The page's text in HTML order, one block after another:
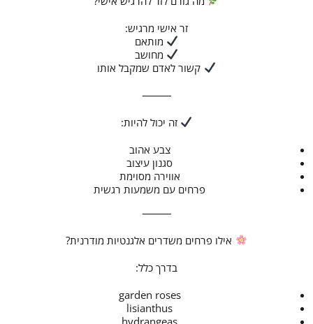
זר אישי מרגיש:
מותאם
מחושב
קשור לאדם שמקבל אותו
⸻
זה יכול להיות:
צבע אהוב
סגנון עיצוב
אווירה מסוימת
פרחים עם משמעות רגשית
⸻
אילו פרחים משדרים אלגנטיות מודרנית?
בדרך כלל:
garden roses
lisianthus
hydrangeas